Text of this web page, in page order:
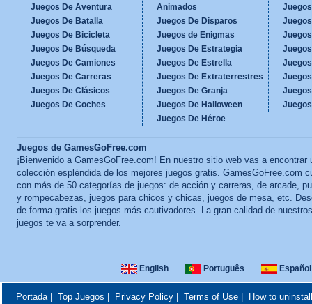
Juegos De Aventura
Juegos De Batalla
Juegos De Bicicleta
Juegos De Búsqueda
Juegos De Camiones
Juegos De Carreras
Juegos De Clásicos
Juegos De Coches
Animados
Juegos De Disparos
Juegos de Enigmas
Juegos De Estrategia
Juegos De Estrella
Juegos De Extraterrestres
Juegos De Granja
Juegos De Halloween
Juegos De Héroe
Juegos de GamesGoFree.com
¡Bienvenido a GamesGoFree.com! En nuestro sitio web vas a encontrar
colección espléndida de los mejores juegos gratis. GamesGoFree.com
con más de 50 categorías de juegos: de acción y carreras, de arcade,
y rompecabezas, juegos para chicos y chicas, juegos de mesa, etc.
de forma gratis los juegos más cautivadores. La gran calidad de nuestros
juegos te va a sorprender.
English Português Español
Portada| Top Juegos Privacy Policy| Terms of Use| How to uninstall